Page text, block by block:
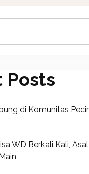
Posts
di Komunitas
WD Berkali Kali,